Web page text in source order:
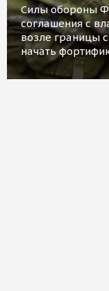
Силы обороны
соглашения с
возле границы
начать